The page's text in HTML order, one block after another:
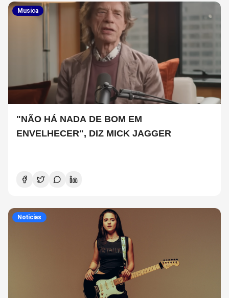
Musica
"NÃO HÁ NADA DE BOM EM
ENVELHECER", DIZ MICK JAGGER
Noticias